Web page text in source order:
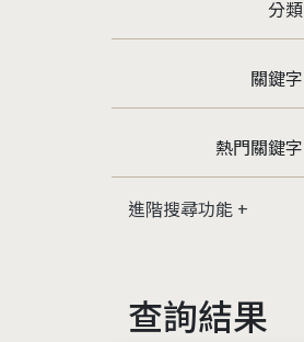
分類
關鍵字
熱門關鍵字
進階搜尋功能
查詢結果